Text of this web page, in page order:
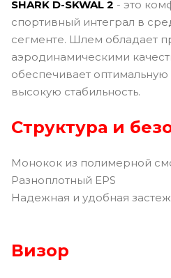
SHARK D-SKWAL 2 - это
спортивный интеграл в
сегменте. Шлем обладает
аэродинамическими
обеспечивает оптимальную
высокую стабильность.
Структура и
Монокок из полимерной
Разноплотный EPS
Надежная и удобная
Визор